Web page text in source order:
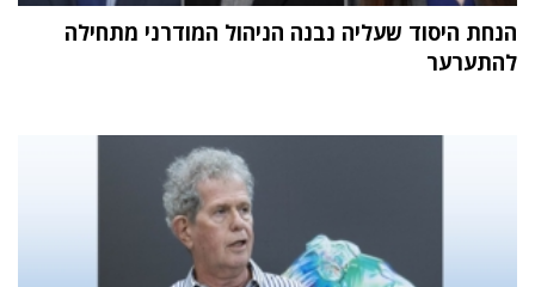
הנחת היסוד שעליה נבנה הניהול המודרני מתחילה
להתערער